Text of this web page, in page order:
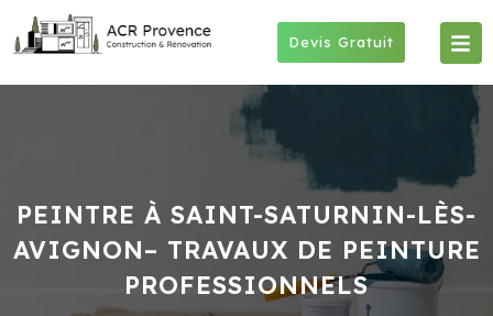
Devis Gratuit
PEINTRE À SAINT-SATURNIN-LÈS-
AVIGNON– TRAVAUX DE PEINTURE
PROFESSIONNELS